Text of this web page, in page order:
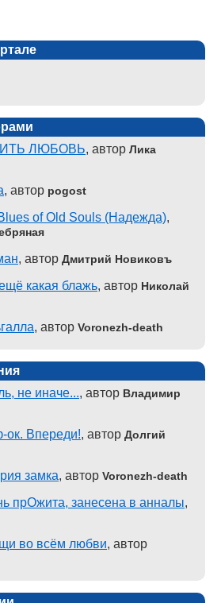
ЛЮБОВЬ, автор Лика
, автор pogost
of Old Souls (Надежда),
, автор Дмитрий Новиковъ
какая блажь, автор Николай
, автор Voronezh-death
не иначе..., автор Владимир
ок. Впереди!, автор Долгий
замка, автор Voronezh-death
прОжита, занесена в анналы,
во всём любви, автор